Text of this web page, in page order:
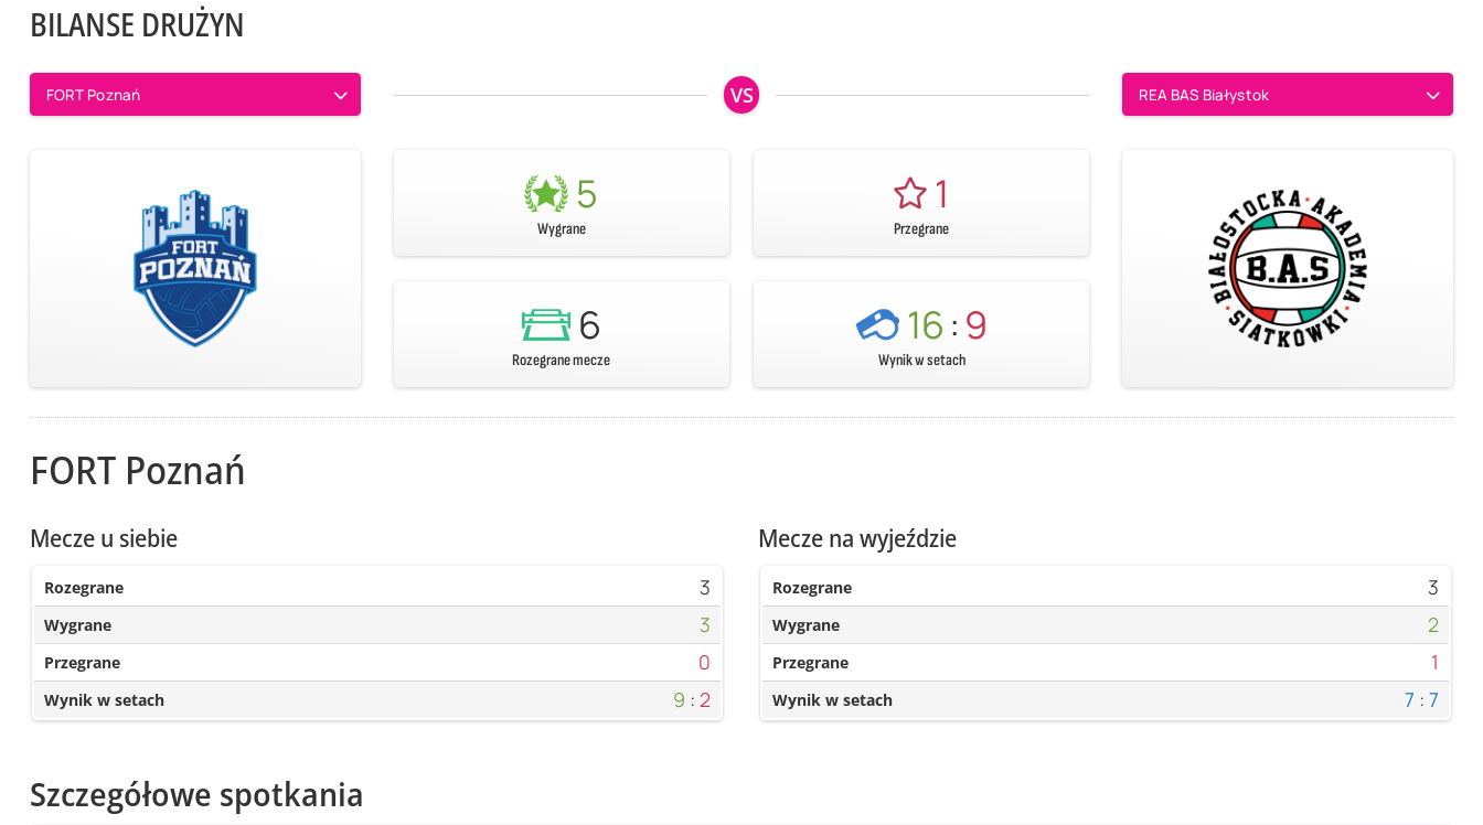
BILANSE DRUŻYN
FORT Poznań VS REA BAS Białystok
5
Wygrane
1
Przegrane
6
Rozegrane mecze
16:9
Wynik w setach
FORT Poznań
Mecze u siebie
Rozegrane 3
Wygrane 3
Przegrane 0
Wynik w setach 9 : 2
Mecze na wyjeździe
Rozegrane 3
Wygrane 2
Przegrane 1
Wynik w setach 7 : 7
Szczegółowe spotkania